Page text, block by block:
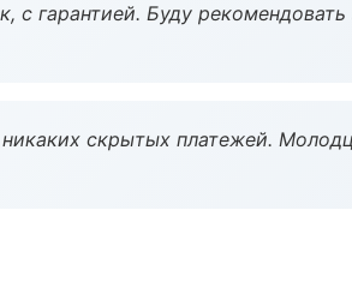
с гарантией. Буду
скрытых платежей.